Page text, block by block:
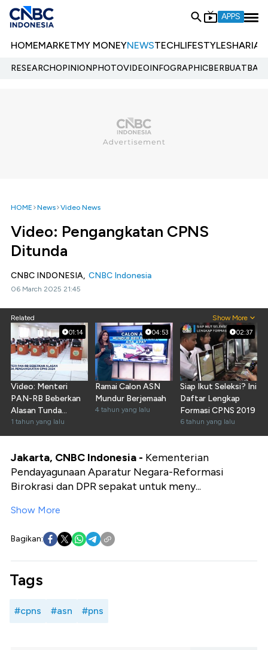
APPS
HOMEMARKETMY MONEYNEWSTECHLIFESTYLESHARIA
RESEARCHOPINIONPHOTOVIDEOINFOGRAPHIC
HOME News Video News
Video: Pengangkatan CPNS
Ditunda
CNBC INDONESIA, CNBC Indonesia
06 March 2025 21:45
Related Show More
01:14
Video: Menteri
PAN-RB Beberkan
Alasan Tunda
Pengangkatan
CPNS 2024
1 tahun yang lalu
04:53
Ramai Calon ASN
Mundur Berjemaah
4 tahun yang lalu
02:37
Siap Ikut Seleksi? Ini
Daftar Lengkap
Formasi CPNS 2019
6 tahun yang lalu
Jakarta, CNBC Indonesia - Kementerian
Pendayagunaan Aparatur Negara-Reformasi
Birokrasi dan DPR sepakat untuk meny...
Show More
Bagikan:
Tags
#cpns #asn #pns